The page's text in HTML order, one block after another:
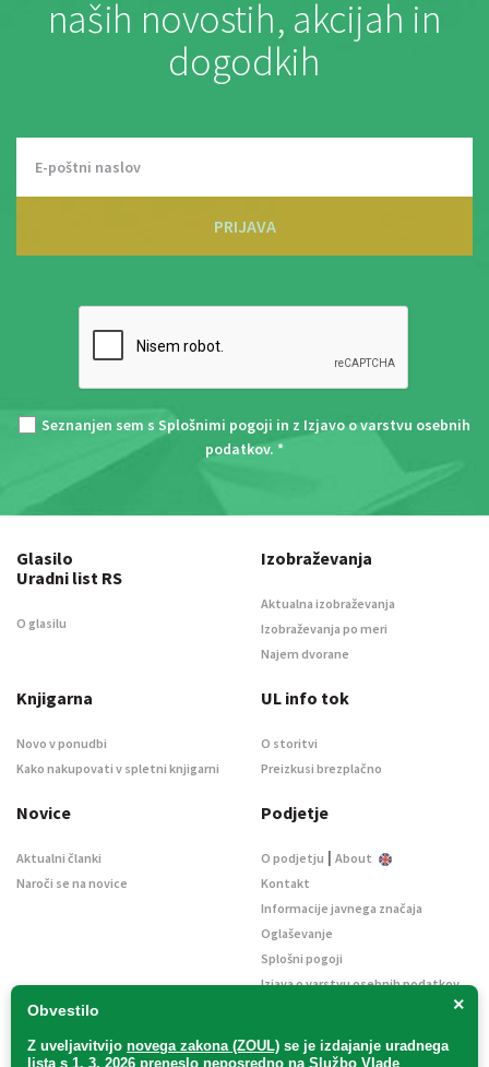
naših novostih, akcijah in
dogodkih
PRIJAVA
Seznanjen sem s Splošnimi pogoji in z Izjavo o varstvu osebnih
podatkov. *
×
Obvestilo
Z uveljavitvijo novega zakona (ZOUL) se je izdajanje uradnega
lista s 1. 3. 2026 preneslo neposredno na Službo Vlade
Glasilo
Uradni list RS
O glasilu
Izobraževanja
Aktualna izobraževanja
Izobraževanja po meri
Najem dvorane
Knjigarna
Novo v ponudbi
Kako nakupovati v spletni knjigarni
UL info tok
O storitvi
Preizkusi brezplačno
Novice
Aktualni članki
Naroči se na novice
Podjetje
O podjetju | About
Kontakt
Informacije javnega značaja
Oglaševanje
Splošni pogoji
Izjava o varstvu osebnih podatkov